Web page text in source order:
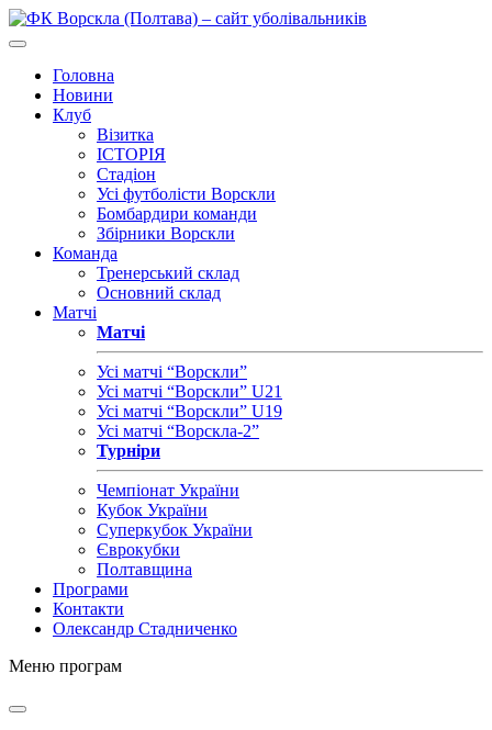
Головна
Новини
Клуб
Візитка
ІСТОРІЯ
Стадіон
Усі футболісти Ворскли
Бомбардири команди
Збірники Ворскли
Команда
Тренерський склад
Основний склад
Матчі
Матчі
Усі матчі “Ворскли”
Усі матчі “Ворскли” U21
Усі матчі “Ворскли” U19
Усі матчі “Ворскла-2”
Турніри
Чемпіонат України
Кубок України
Суперкубок України
Єврокубки
Полтавщина
Програми
Контакти
Олександр Стадниченко
Меню програм